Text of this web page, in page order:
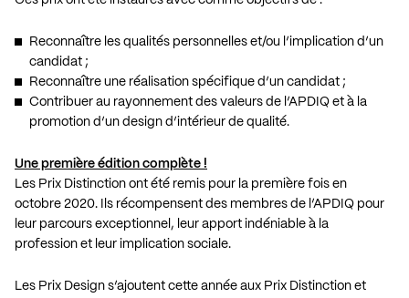
Reconnaître les qualités personnelles et/ou l’implication d’un
candidat ;
Reconnaître une réalisation spécifique d’un candidat ;
Contribuer au rayonnement des valeurs de l’APDIQ et à la
promotion d’un design d’intérieur de qualité.
Une première édition complète !
Les Prix Distinction ont été remis pour la première fois en
octobre 2020. Ils récompensent des membres de l’APDIQ pour
leur parcours exceptionnel, leur apport indéniable à la
profession et leur implication sociale.
Les Prix Design s’ajoutent cette année aux Prix Distinction et